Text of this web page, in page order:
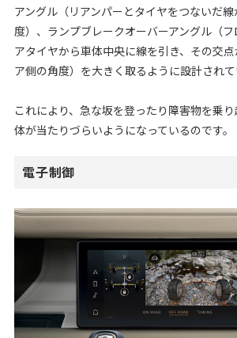
アングル（リアンパーとタイヤをつないだ
度）、ランプブレークオーバーアングル（
アタイヤから車体中央に線を引き、その交
ア側の角度）を大きく取るように設計されて
これにより、急な坂を登ったり障害物を乗
体が当たりづらいようになっているのです。
電子制御